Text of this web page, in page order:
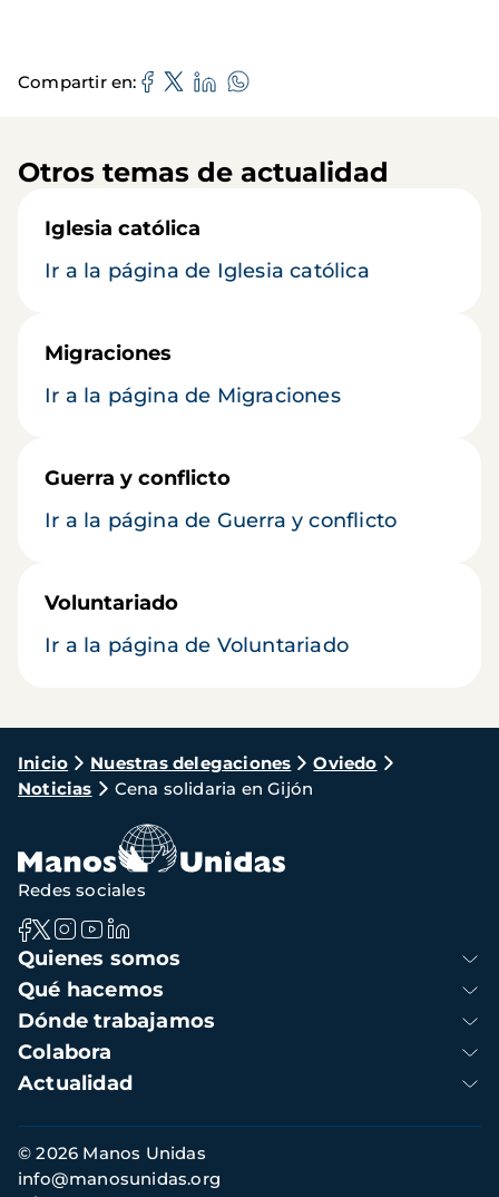
Compartir en
Otros temas de actualidad
Iglesia católica
Ir a la página de Iglesia católica
Migraciones
Ir a la página de Migraciones
Guerra y conflicto
Ir a la página de Guerra y conflicto
Voluntariado
Ir a la página de Voluntariado
Ruta
de
navegación
Inicio Nuestras delegaciones
Oviedo
Noticias
Cena solidaria en Gijón
Navegación
principal
Quienes somos
Qué hacemos
Dónde trabajamos
Colabora
Actualidad
Redes sociales
Información
de
© 2026 Manos Unidas
info@manosunidas.org